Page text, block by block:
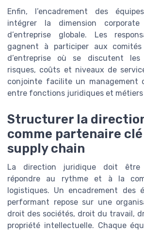
Enfin, l’encadrement des
intégrer la dimension
d’entreprise globale. Les
gagnent à participer aux
d’entreprise où se discutent
risques, coûts et niveaux de
conjointe facilite un management
entre fonctions juridiques et
Structurer la
comme partenaire clé
supply chain
La direction juridique doit être
répondre au rythme et à la
logistiques. Un encadrement des
performant repose sur une
droit des sociétés, droit du travail,
propriété intellectuelle. Chaque